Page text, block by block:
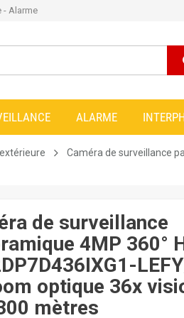
- Alarme
ALARME
Caméra de surveillance
de surveillance
4MP 360°
optique 36x
mètres